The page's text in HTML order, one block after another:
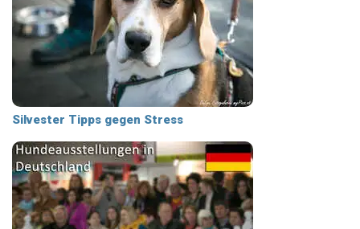
Silvester Tipps gegen Stress